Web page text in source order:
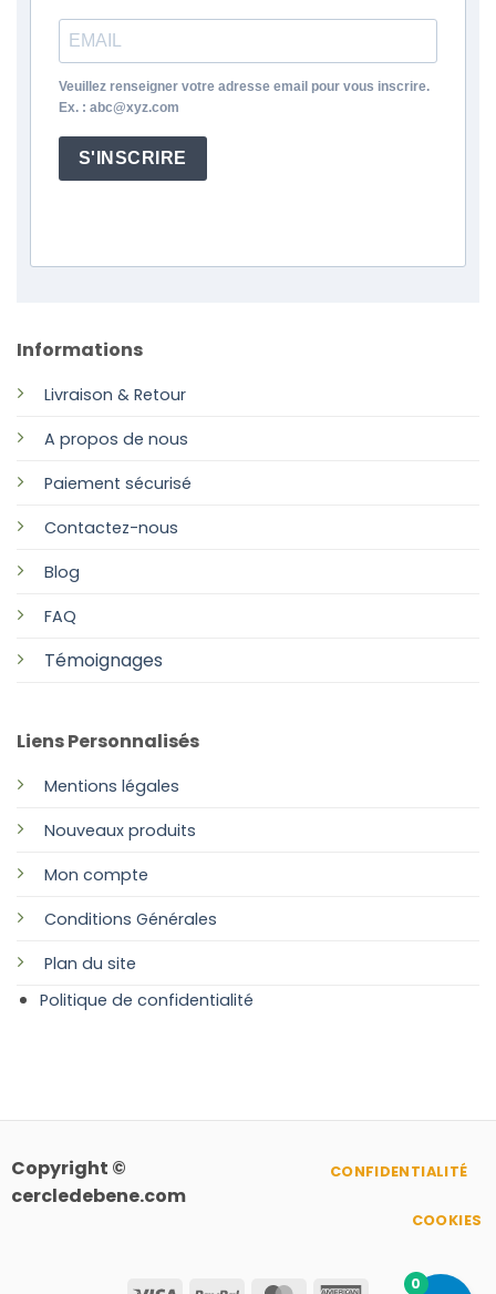
Informations
Livraison & Retour
A propos de nous
Paiement sécurisé
Contactez-nous
Blog
FAQ
Témoignages
Liens Personnalisés
Mentions légales
Nouveaux produits
Mon compte
Conditions Générales
Plan du site
Politique de confidentialité
Veuillez renseigner votre adresse email pour vous inscrire.
Ex. : abc@xyz.com
S'INSCRIRE
Copyright ©
cercledebene.com
CONFIDENTIALITÉ
COOKIES
0